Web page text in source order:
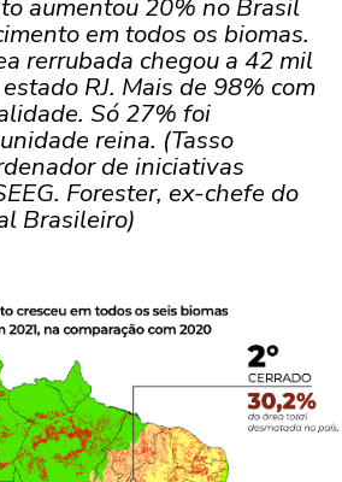
aumentou 20% no Brasil
em todos os biomas.
rerrubada chegou a 42 mil
RJ. Mais de 98% com
Só 27% foi
reina. (Tasso
de iniciativas
Forester, ex-chefe do
Brasileiro)